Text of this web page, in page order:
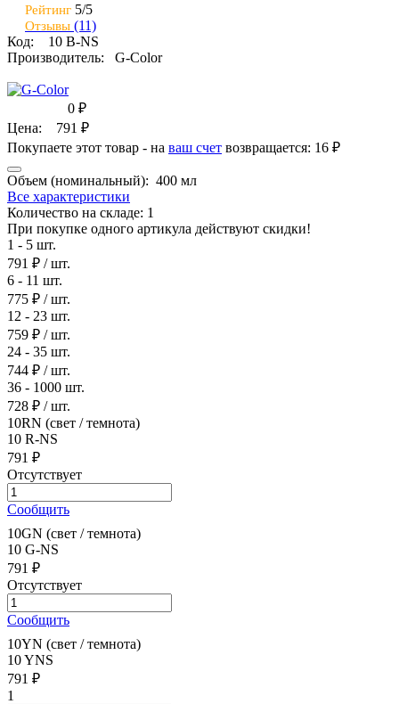
Рейтинг 5/5
Отзывы (11)
Код: 10 B-NS
Производитель: G-Color
0 ₽
Цена: 791 ₽
Покупаете этот товар - на ваш счет возвращается: 16 ₽
Объем (номинальный): 400 мл
Все характеристики
Количество на складе: 1
При покупке одного артикула действуют скидки!
1 - 5 шт.
791 ₽ / шт.
6 - 11 шт.
775 ₽ / шт.
12 - 23 шт.
759 ₽ / шт.
24 - 35 шт.
744 ₽ / шт.
36 - 1000 шт.
728 ₽ / шт.
10RN (свет / темнота)
10 R-NS
791 ₽
Отсутствует
Сообщить
10GN (свет / темнота)
10 G-NS
791 ₽
Отсутствует
Сообщить
10YN (свет / темнота)
10 YNS
791 ₽
1